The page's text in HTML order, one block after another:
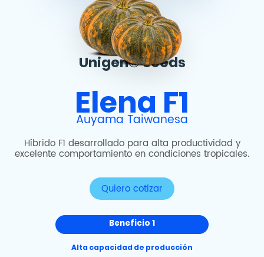
Unigen® Seeds
Elena F1
Auyama Taiwanesa
Híbrido F1 desarrollado para alta productividad y
excelente comportamiento en condiciones tropicales.
Quiero cotizar
Beneficio 1
Alta capacidad de producción